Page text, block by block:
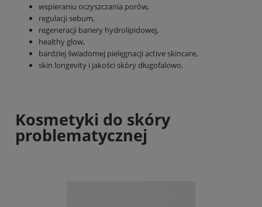
wspieraniu oczyszczania porów,
regulacji sebum,
regeneracji bariery hydrolipidowej,
healthy glow,
bardziej świadomej pielęgnacji active skincare,
skin longevity i jakości skóry długofalowo.
Kosmetyki do skóry
problematycznej